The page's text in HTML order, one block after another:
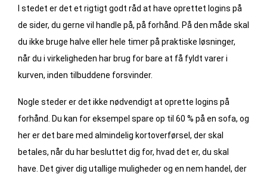
I stedet er det et rigtigt godt råd at have oprettet logins på
de sider, du gerne vil handle på, på forhånd. På den måde skal
du ikke bruge halve eller hele timer på praktiske løsninger,
når du i virkeligheden har brug for bare at få fyldt varer i
kurven, inden tilbuddene forsvinder.
Nogle steder er det ikke nødvendigt at oprette logins på
forhånd. Du kan for eksempel spare op til 60 % på en sofa, og
her er det bare med almindelig kortoverførsel, der skal
betales, når du har besluttet dig for, hvad det er, du skal
have. Det giver dig utallige muligheder og en nem handel, der